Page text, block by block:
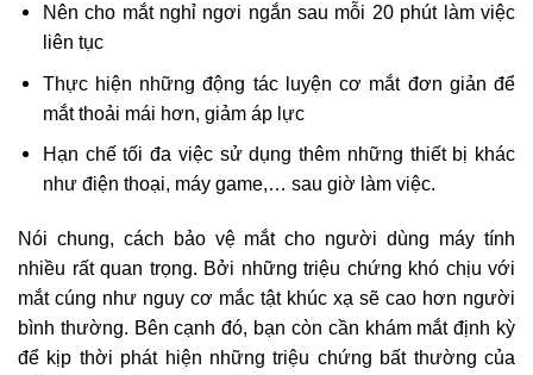
Nên cho mắt nghỉ ngơi ngắn sau mỗi 20 phút làm việc
liên tục
Thực hiện những động tác luyện cơ mắt đơn giản để
mắt thoải mái hơn, giảm áp lực
Hạn chế tối đa việc sử dụng thêm những thiết bị khác
như điện thoại, máy game,… sau giờ làm việc.
Nói chung, cách bảo vệ mắt cho người dùng máy tính
nhiều rất quan trọng. Bởi những triệu chứng khó chịu với
mắt cúng như nguy cơ mắc tật khúc xạ sẽ cao hơn người
bình thường. Bên cạnh đó, bạn còn cần khám mắt định kỳ
để kịp thời phát hiện những triệu chứng bất thường của